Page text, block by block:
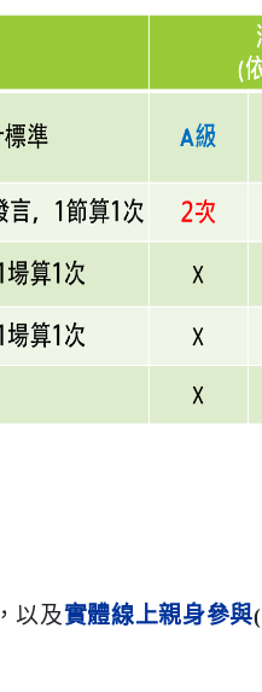
，以及實體線上親身參與(